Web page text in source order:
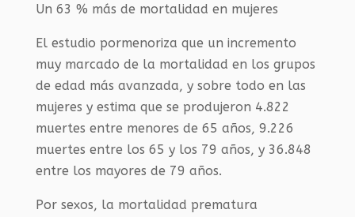
Un 63 % más de mortalidad en mujeres
El estudio pormenoriza que un incremento
muy marcado de la mortalidad en los grupos
de edad más avanzada, y sobre todo en las
mujeres y estima que se produjeron 4.822
muertes entre menores de 65 años, 9.226
muertes entre los 65 y los 79 años, y 36.848
entre los mayores de 79 años.
Por sexos, la mortalidad prematura